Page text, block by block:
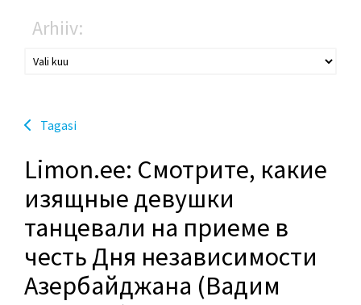
Arhiiv:
Tagasi
Limon.ee: Смотрите, какие
изящные девушки
танцевали на приеме в
честь Дня независимости
Азербайджана (Вадим